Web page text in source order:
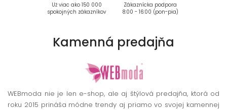
Už viac ako 150 000
spokojných zákazníkov
Zákaznícka podpora
8:00 - 16:00 (pon-pia)
Kamenná predajňa
WEBmoda nie je len e-shop, ale aj štýlová predajňa, ktorá od
roku 2015 prináša módne trendy aj priamo vo svojej kamennej